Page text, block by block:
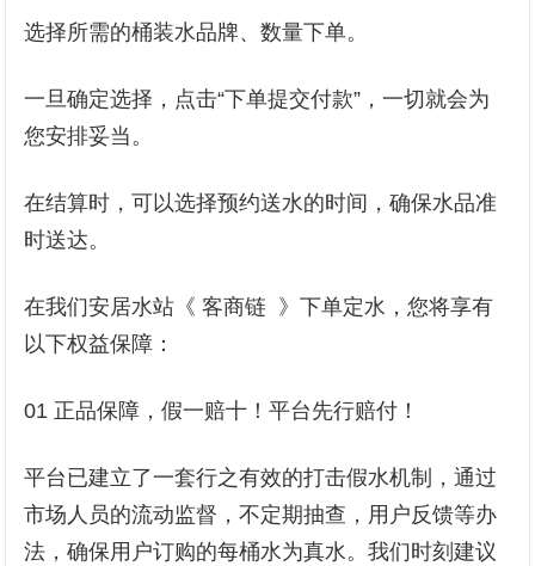
选择所需的桶装水品牌、数量下单。
一旦确定选择，点击“下单提交付款”，一切就会为
您安排妥当。
在结算时，可以选择预约送水的时间，确保水品准
时送达。
在我们安居水站《 客商链 》下单定水，您将享有
以下权益保障：
01 正品保障，假一赔十！平台先行赔付！
平台已建立了一套行之有效的打击假水机制，通过
市场人员的流动监督，不定期抽查，用户反馈等办
法，确保用户订购的每桶水为真水。我们时刻建议